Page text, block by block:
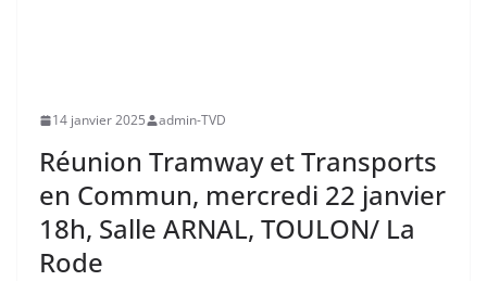
14 janvier 2025 admin-TVD
Réunion Tramway et Transports
en Commun, mercredi 22 janvier
18h, Salle ARNAL, TOULON/ La
Rode